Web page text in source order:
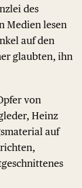
des
Medien lesen
auf den
glaubten, ihn
von
Heinz
auf